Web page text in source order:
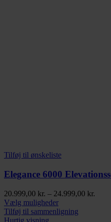
Tilføj til ønskeliste
Elegance 6000
20.999,00 kr. – 24.999,00 kr.
Vælg mulighederDette
vare
Tilføj til sammenligning
Hurtig visning